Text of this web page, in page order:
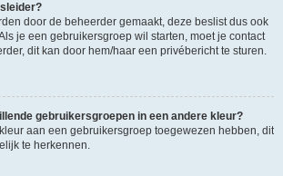
door de beheerder gemaakt, deze beslist dus ook
je een gebruikersgroep wil starten, moet je contact
dit kan door hem/haar een privébericht te sturen.
gebruikersgroepen in een andere kleur?
aan een gebruikersgroep toegewezen hebben, dit
te herkennen.